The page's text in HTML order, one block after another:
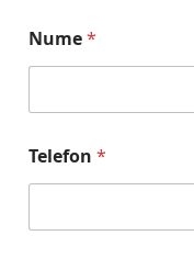
Nume*
Telefon *